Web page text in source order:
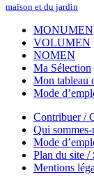
maison et du jardin
MONUMEN
VOLUMEN
NOMEN
Ma Sélection
Mon tableau
Mode
Contribuer /
Qui
Mode
Plan du site /
Mentions